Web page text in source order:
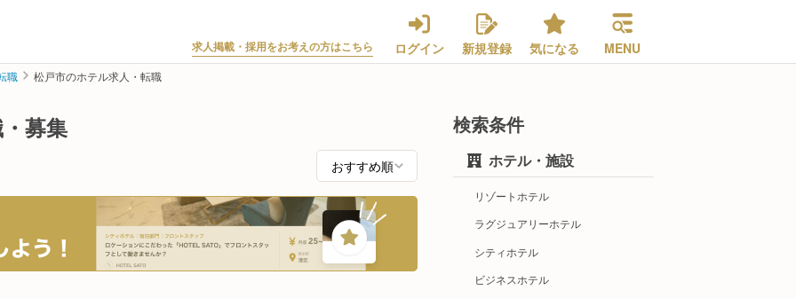
求人掲載・採用をお考えの方はこちら ログイン 新規登録 気になる MENU
職 松戸市のホテル求人・転職
募集 検索条件
ホテル・施設
リゾートホテル
ラグジュアリーホテル
シティホテル
ビジネスホテル